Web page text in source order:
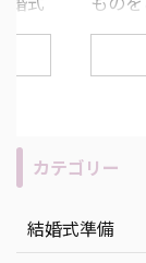
間に行
式や披露
ットの説
るな
ます！ 目
カテゴリー
結婚式準備